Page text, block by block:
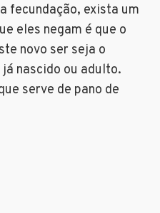
fecundação, exista um
eles negam é que o
novo ser seja o
nascido ou adulto.
serve de pano de